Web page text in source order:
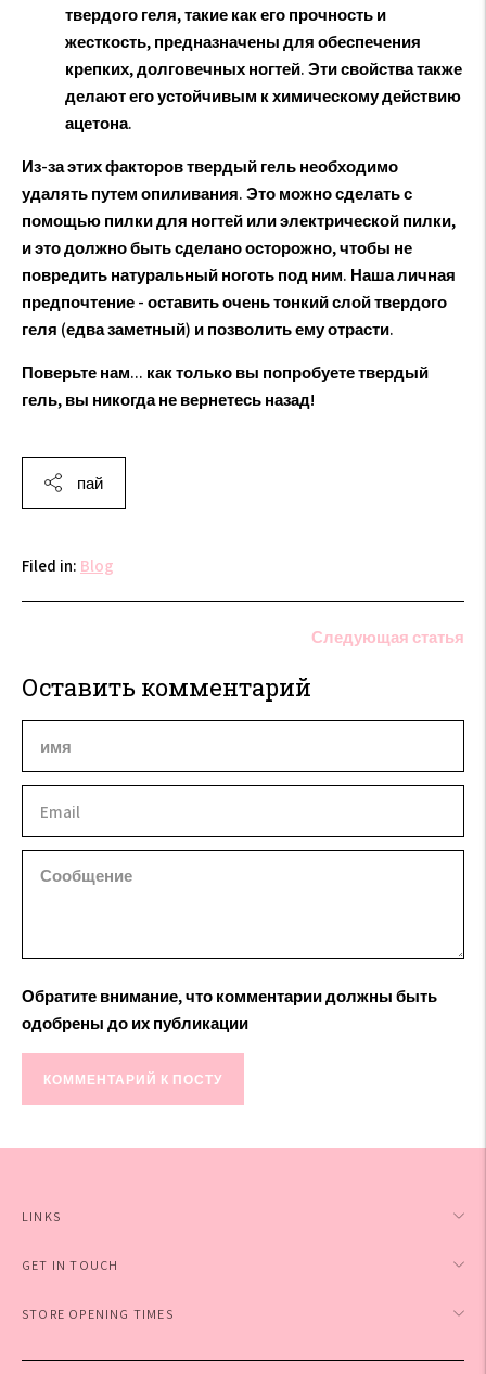
твердого геля, такие как его прочность и
жесткость, предназначены для обеспечения
крепких, долговечных ногтей. Эти свойства также
делают его устойчивым к химическому действию
ацетона.
Из-за этих факторов твердый гель необходимо
удалять путем опиливания. Это можно сделать с
помощью пилки для ногтей или электрической пилки,
и это должно быть сделано осторожно, чтобы не
повредить натуральный ноготь под ним. Наша личная
предпочтение - оставить очень тонкий слой твердого
геля (едва заметный) и позволить ему отрасти.
Поверьте нам... как только вы попробуете твердый
гель, вы никогда не вернетесь назад!
пай
Filed in: Blog
Следующая статья
Оставить комментарий
Обратите внимание, что комментарии должны быть
одобрены до их публикации
КОММЕНТАРИЙ К ПОСТУ
LINKS
GET IN TOUCH
STORE OPENING TIMES